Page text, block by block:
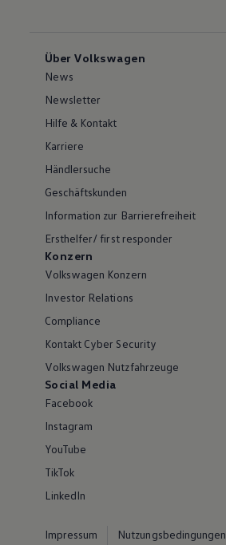
Über Volkswagen
News
Newsletter
Hilfe & Kontakt
Karriere
Händlersuche
Geschäftskunden
Information zur Barrierefreiheit
Ersthelfer/ first responder
Konzern
Volkswagen Konzern
Investor Relations
Compliance
Kontakt Cyber Security
Volkswagen Nutzfahrzeuge
Social Media
Facebook
Instagram
YouTube
TikTok
LinkedIn
Impressum
Nutzungsbedingungen